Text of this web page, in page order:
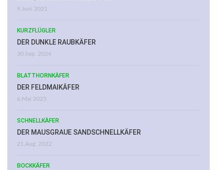
9.Juni 2021
KURZFLÜGLER
DER DUNKLE RAUBKÄFER
30.Sep. 2024
BLATTHORNKÄFER
DER FELDMAIKÄFER
6.Mai 2025
SCHNELLKÄFER
DER MAUSGRAUE SANDSCHNELLKÄFER
21.Aug. 2022
BOCKKÄFER